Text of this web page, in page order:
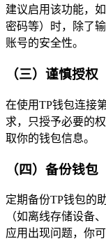
建议启用该功能，
密码等）时，除了
账号的安全性。
（三）谨慎授权
在使用TP钱包连接
求，只授予必要的
取你的钱包信息。
（四）备份钱包
定期备份TP钱包的
（如离线存储设备
应用出现问题，你